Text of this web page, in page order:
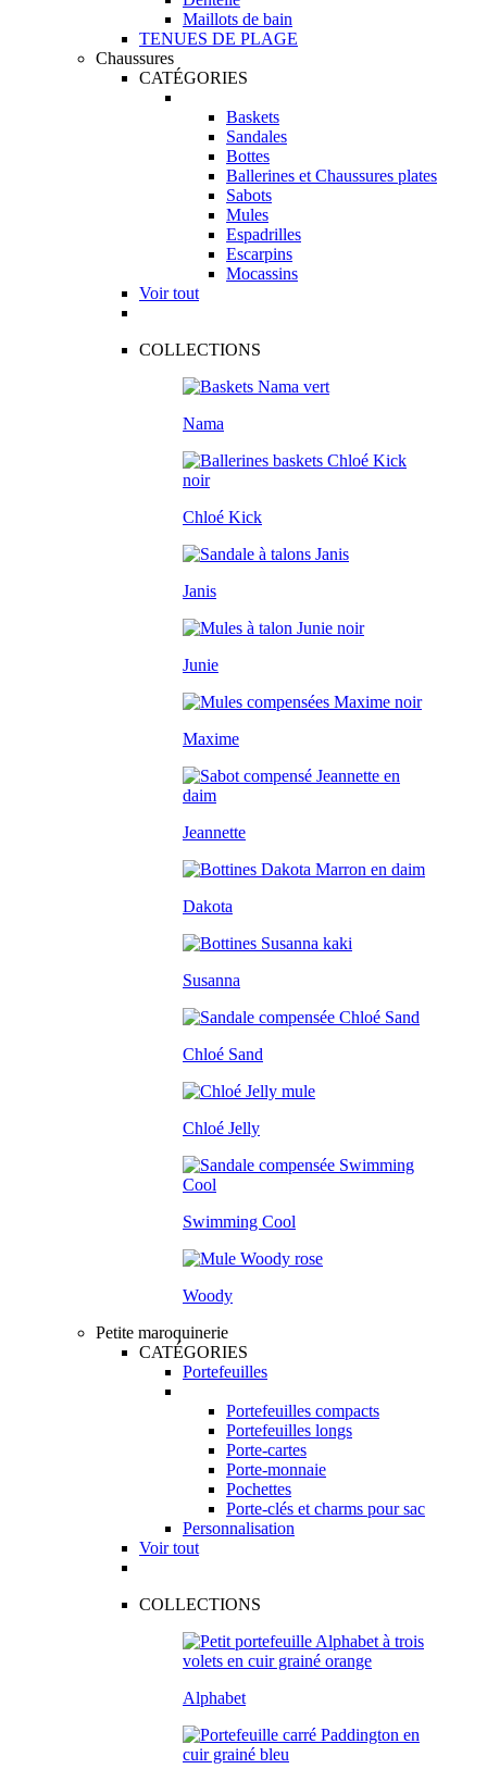
Maillots de bain
TENUES DE PLAGE
Chaussures
CATÉGORIES
Baskets
Sandales
Bottes
Ballerines et Chaussures plates
Sabots
Mules
Espadrilles
Escarpins
Mocassins
Voir tout
COLLECTIONS
Nama
Chloé Kick
Janis
Junie
Maxime
Jeannette
Dakota
Susanna
Chloé Sand
Chloé Jelly
Swimming Cool
Woody
Petite maroquinerie
CATÉGORIES
Portefeuilles
Portefeuilles compacts
Portefeuilles longs
Porte-cartes
Porte-monnaie
Pochettes
Porte-clés et charms pour sac
Personnalisation
Voir tout
COLLECTIONS
Alphabet